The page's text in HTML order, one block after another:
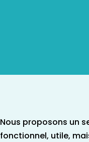
Nous proposons un
fonctionnel, utile,